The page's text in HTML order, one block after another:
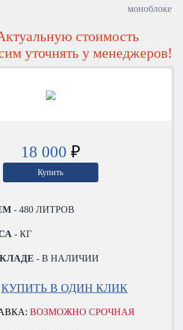
моноблоке
стоимость
уточнять у менеджеров!
18 000 ₽
Купить
- 480 ЛИТРОВ
- КГ
- В НАЛИЧИИ
КУПИТЬ В ОДИН КЛИК
ВОЗМОЖНО СРОЧНАЯ